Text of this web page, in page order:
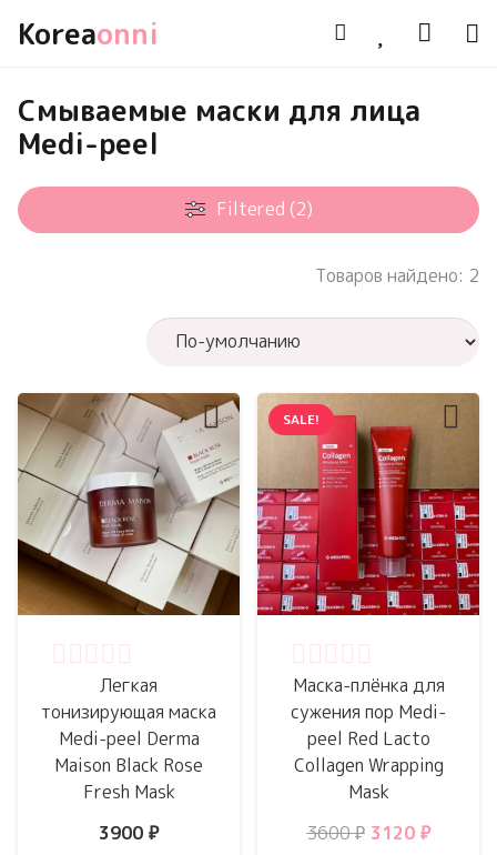
Koreaonni
Смываемые маски для лица
Medi-peel
Filtered (2)
Товаров найдено: 2
Легкая
тонизирующая маска
Medi-peel Derma
Maison Black Rose
Fresh Mask
3900 ₽
SALE!
Маска-плёнка для
сужения пор Medi-
peel Red Lacto
Collagen Wrapping
Mask
3600₽ 3120 ₽